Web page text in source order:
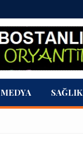
MEDYA SAĞLIK